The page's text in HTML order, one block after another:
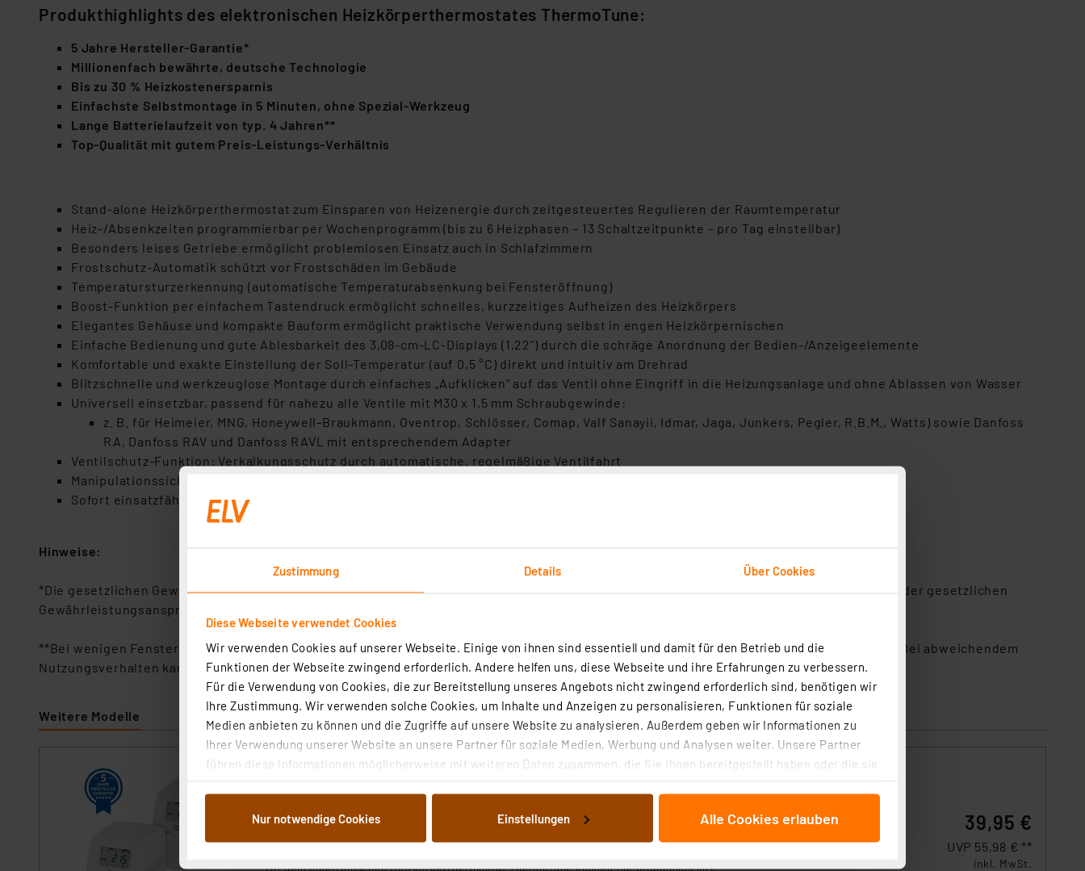
Zustimmung Details Über Cookies
Diese Webseite verwendet Cookies
Wir verwenden Cookies auf unserer Webseite. Einige von ihnen sind essentiell und damit für den Betrieb und die
Funktionen der Webseite zwingend erforderlich. Andere helfen uns, diese Webseite und ihre Erfahrungen zu verbessern.
Für die Verwendung von Cookies, die zur Bereitstellung unseres Angebots nicht zwingend erforderlich sind, benötigen wir
Ihre Zustimmung. Wir verwenden solche Cookies, um Inhalte und Anzeigen zu personalisieren, Funktionen für soziale
Medien anbieten zu können und die Zugriffe auf unsere Website zu analysieren. Außerdem geben wir Informationen zu
Ihrer Verwendung unserer Website an unsere Partner für soziale Medien, Werbung und Analysen weiter. Unsere Partner
führen diese Informationen möglicherweise mit weiteren Daten zusammen, die Sie ihnen bereitgestellt haben oder die sie
Weiterverarbeitung für die nachfolgend dargestellten bzw. die von Ihnen ausgewählten Verarbeitungszwecke (Art. 6
Abs.1a DSG-VO) zu. Eine detaillierte Auflistung der einzelnen Cookies nach Zweck und Anbieter ist durch Klick auf den
Nur notwendige Cookies Einstellungen Alle Cookies erlauben
Produkthighlights des elektronischen Heizkörperthermostates ThermoTune:
5 Jahre Hersteller-Garantie*
Millionenfach bewährte, deutsche Technologie
Bis zu 30 % Heizkostenersparnis
Einfachste Selbstmontage in 5 Minuten, ohne Spezial-Werkzeug
Lange Batterielaufzeit von typ. 4 Jahren**
Top-Qualität mit gutem Preis-Leistungs-Verhältnis
Stand-alone Heizkörperthermostat zum Einsparen von Heizenergie durch zeitgesteuertes Regulieren der Raumtemperatur
Heiz-/Absenkzeiten programmierbar per Wochenprogramm (bis zu 6 Heizphasen – 13 Schaltzeitpunkte – pro Tag einstellbar)
Besonders leises Getriebe ermöglicht problemlosen Einsatz auch in Schlafzimmern
Frostschutz-Automatik schützt vor Frostschäden im Gebäude
Temperatursturzerkennung (automatische Temperaturabsenkung bei Fensteröffnung)
Boost-Funktion per einfachem Tastendruck ermöglicht schnelles, kurzzeitiges Aufheizen des Heizkörpers
Elegantes Gehäuse und kompakte Bauform ermöglicht praktische Verwendung selbst in engen Heizkörpernischen
Einfache Bedienung und gute Ablesbarkeit des 3,08-cm-LC-Displays (1,22") durch die schräge Anordnung der Bedien-/Anzeigeelemente
Komfortable und exakte Einstellung der Soll-Temperatur (auf 0,5 °C) direkt und intuitiv am Drehrad
Blitzschnelle und werkzeuglose Montage durch einfaches „Aufklicken“ auf das Ventil ohne Eingriff in die Heizungsanlage und ohne Ablassen von Wasser
Universell einsetzbar, passend für nahezu alle Ventile mit M30 x 1,5 mm Schraubgewinde:
z. B. für Heimeier, MNG, Honeywell-Braukmann, Oventrop, Schlösser, Comap, Valf Sanayii, Idmar, Jaga, Junkers, Pegler, R.B.M., Watts) sowie Danfoss
RA, Danfoss RAV und Danfoss RAVL mit entsprechendem Adapter
Ventilschutz-Funktion: Verkalkungsschutz durch automatische, regelmäßige Ventilfahrt
Manipulationssicher durch Kindersicherung/Bediensperre
Sofort einsatzfähig durch voreingestellte Programmierung
Hinweise:
*Die gesetzlichen Gewährleistungsansprüche bleiben von dieser Garantie unberührt und gelten unabhängig davon. Die Inanspruchnahme der gesetzlichen
Gewährleistungsansprüche ist unentgeltlich. Die Garantiebestimmungen zu diesem Produkt finden Sie in den Downloads.
**Bei wenigen Fensteröffnungen (z. B. drei Heizphasen und zwei Fensteröffnungen am Tag) kann die Batterielaufzeit 4–5 Jahre betragen. Bei abweichendem
Nutzungsverhalten kann die Batterielaufzeit auf 3 Jahre und weniger sinken.
Weitere Modelle
dnt 2er-Set Heizkörperthermostat ThermoTune, Stand-alone, ca. 4 Jahre
1 2 3 4 5 (8)
Mit dem elektronischen Heizkörperthermostat ThermoTune können Sie problemlos Ihre
39,95 €
UVP 55,98 € **
inkl. MwSt.